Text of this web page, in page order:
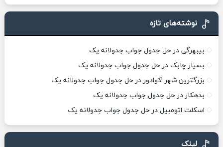
نوشته‌های تازه
بیبهرگی در حل جدول جواب جدولانه یک
بسیار چابک در حل جدول جواب جدولانه یک
بزرگترین شهر اکوادور در حل جدول جواب جدولانه یک
بدهکار در حل جدول جواب جدولانه یک
اسکلت اتومبیل در حل جدول جواب جدولانه یک
لینک